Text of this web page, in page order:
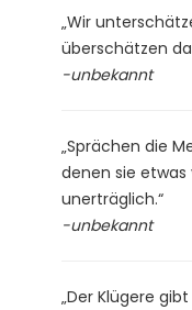
„Wir
überschätzen
-unbekannt
„Sprächen die
denen sie etwas
unerträglich.“
-unbekannt
„Der Klügere